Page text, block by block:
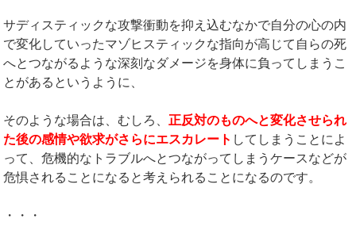
サディスティックな攻撃衝動を抑え込むなかで自分の心の内
で変化していったマゾヒスティックな指向が高じて自らの死
へとつながるような深刻なダメージを身体に負ってしまうこ
とがあるというように、
そのような場合は、むしろ、 正反対のものへと変化させられ
た後の感情や欲求がさらにエスカレート してしまうことによ
って、危機的なトラブルへとつながってしまうケースなどが
危惧されることになると考えられることになるのです。
・・・